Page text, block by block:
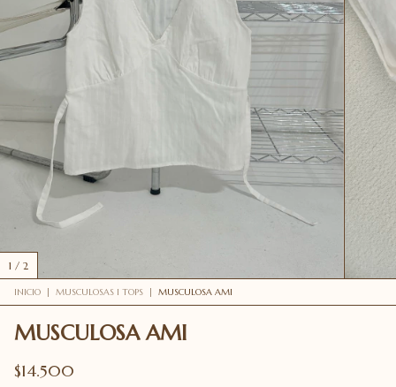
1 / 2
INICIO MUSCULOSAS I TOPS MUSCULOSA AMI
MUSCULOSA AMI
$14.500